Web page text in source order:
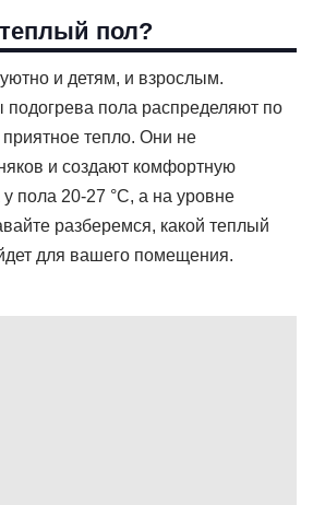
пол?
уютно и детям, и взрослым.
подогрева пола распределяют по
тепло. Они не
и создают комфортную
пола 20-27 °C, а на уровне
разберемся, какой теплый
для вашего помещения.